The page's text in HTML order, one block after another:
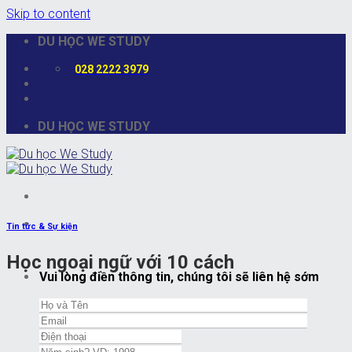
Skip to content
DU HỌC WE STUDY
028 2222 3979
DU HỌC WE STUDY
Vui lòng điền thông tin, chúng tôi sẽ liên hệ sớm
Tin tức & Sự kiện
Học ngoại ngữ với 10 cách